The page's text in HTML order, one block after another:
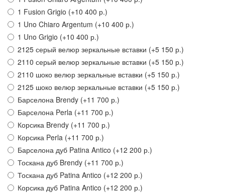
1 Fusion Grigio (+10 400 р.)
1 Uno Chiaro Argentum (+10 400 р.)
1 Uno Grigio (+10 400 р.)
2125 серый велюр зеркальные вставки (+5 150 р.)
2110 серый велюр зеркальные вставки (+5 150 р.)
2110 шоко велюр зеркальные вставки (+5 150 р.)
2125 шоко велюр зеркальные вставки (+5 150 р.)
Барселона Brendy (+11 700 р.)
Барселона Perla (+11 700 р.)
Корсика Brendy (+11 700 р.)
Корсика Perla (+11 700 р.)
Барселона дуб Patina Antico (+12 200 р.)
Тоскана дуб Brendy (+11 700 р.)
Тоскана дуб Patina Antico (+12 200 р.)
Корсика дуб Patina Antico (+12 200 р.)